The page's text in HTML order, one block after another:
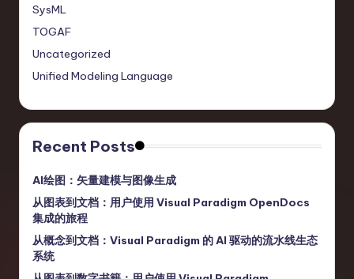
SysML
TOGAF
Uncategorized
Unified Modeling Language
Recent Posts
AI绘图：矢量建模与图像生成
从图表到文档：用户使用 Visual Paradigm OpenDocs
集成的旅程
从概念到文档：Visual Paradigm 的 AI 驱动的流水线生态
系统